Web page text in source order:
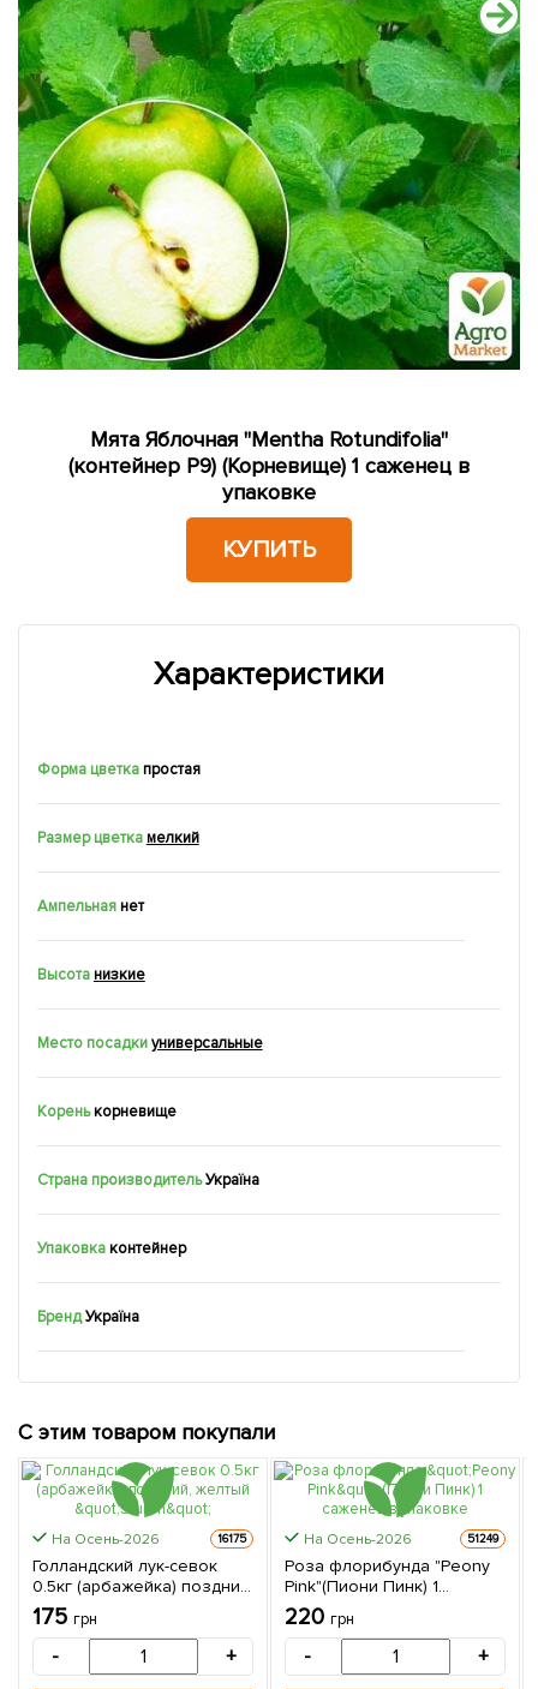
Мята Яблочная "Mentha Rotundifolia"
(контейнер Р9) (Корневище) 1 саженец в
упаковке
КУПИТЬ
Характеристики
Форма цветкапростая
Размер цветка мелкий
Ампельнаянет
Высотанизкие
Место посадки универсальные
Коренькорневище
Страна производитель Україна
Упаковкаконтейнер
БрендУкраїна
С этим товаром покупали
На Осень-2026 16175
Голландский лук-севок
0.5кг (арбажейка) поздний,
желтый "Sturon"
175 грн
- +
На Осень-2026 51249
Роза флорибунда "Peony
Pink"(Пиони Пинк) 1
саженец в упаковке
220 грн
- +